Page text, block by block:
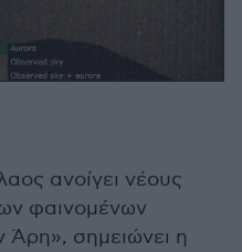
ανοίγει νέους
φαινομένων
Άρη», σημειώνει η